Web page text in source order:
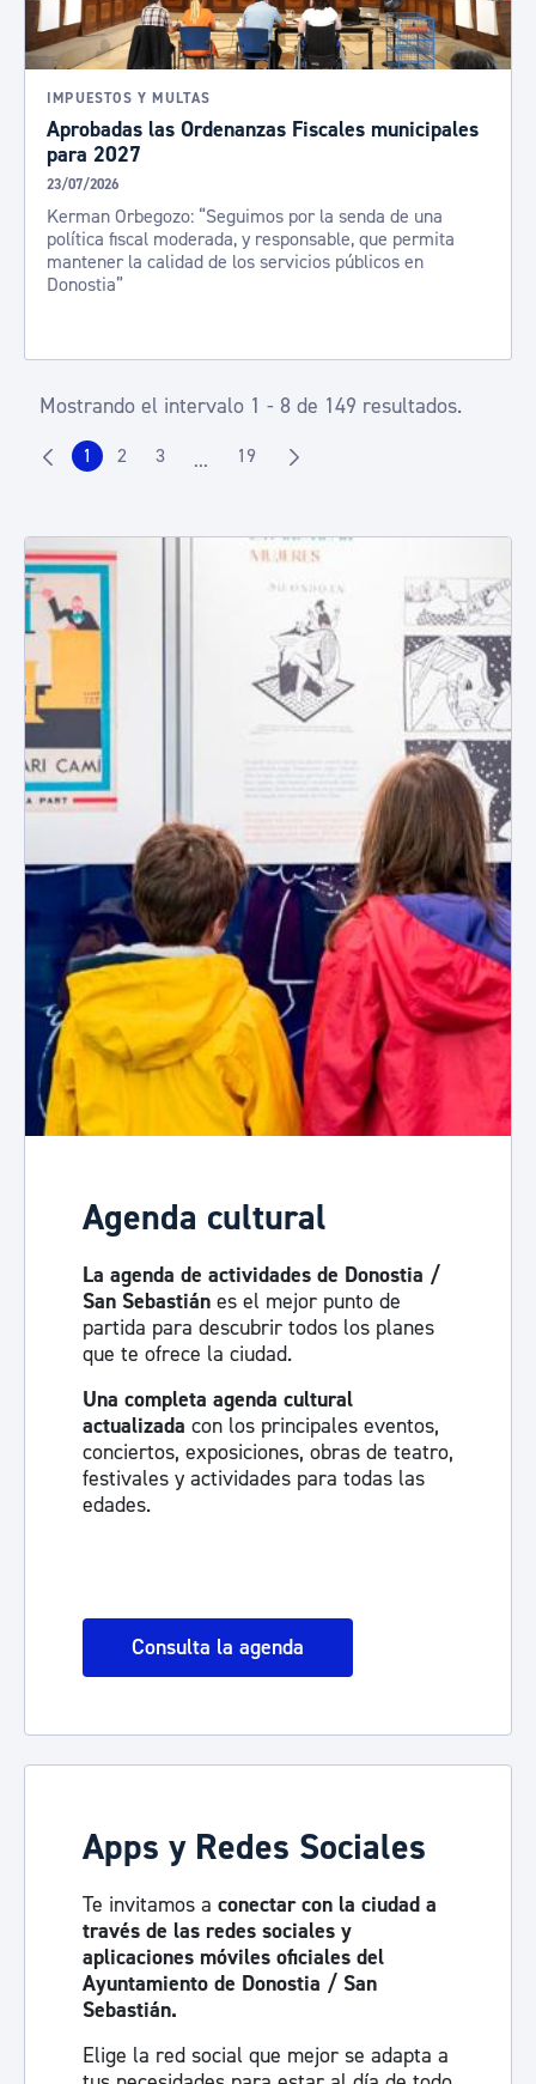
IMPUESTOS Y MULTAS
Aprobadas las Ordenanzas Fiscales municipales
para 2027
23/07/2026
Kerman Orbegozo: “Seguimos por la senda de una
política fiscal moderada, y responsable, que permita
mantener la calidad de los servicios públicos en
Donostia”
Mostrando el intervalo 1 - 8 de 149 resultados.
Página
1 Página
2 Página
3 ...Páginas intermedias Use TAB para
Página
19
Agenda cultural
La agenda de actividades de Donostia /
San Sebastián es el mejor punto de
partida para descubrir todos los planes
que te ofrece la ciudad.
Una completa agenda cultural
actualizada con los principales eventos,
conciertos, exposiciones, obras de teatro,
festivales y actividades para todas las
edades.
Consulta la agenda
Apps y Redes Sociales
Te invitamos a conectar con la ciudad a
través de las redes sociales y
aplicaciones móviles oficiales del
Ayuntamiento de Donostia / San
Sebastián.
Elige la red social que mejor se adapta a